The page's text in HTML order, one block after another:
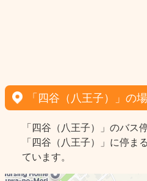
「四谷（八王子）」の
「四谷（八王子）」のバス
「四谷（八王子）」に停ま
ています。